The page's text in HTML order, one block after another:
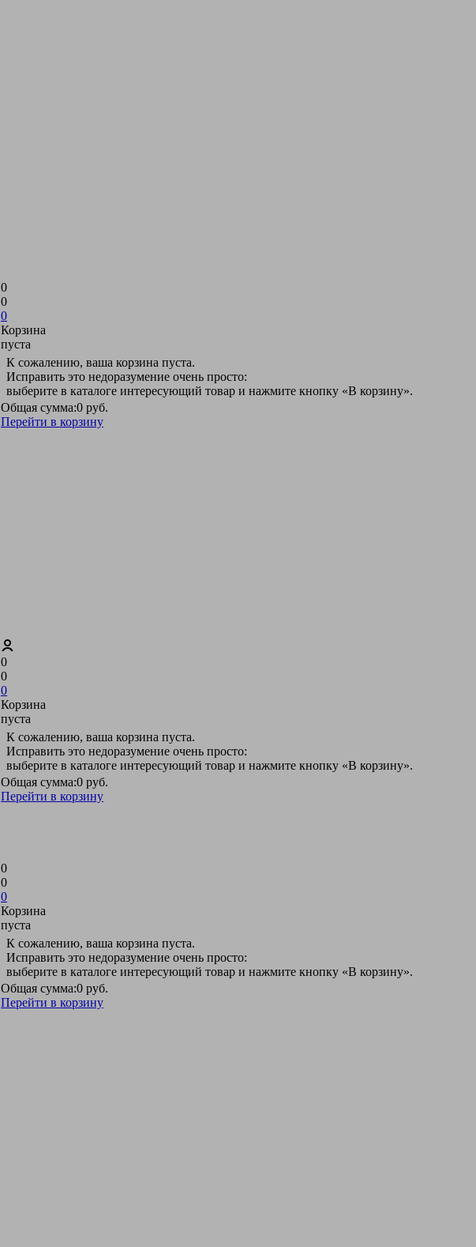
0
0
0
Корзина
пуста
К сожалению, ваша корзина пуста.
Исправить это недоразумение очень просто:
выберите в каталоге интересующий товар и нажмите кнопку «В корзину».
Общая сумма:0 руб.
Перейти в корзину
0
0
0
Корзина
пуста
К сожалению, ваша корзина пуста.
Исправить это недоразумение очень просто:
выберите в каталоге интересующий товар и нажмите кнопку «В корзину».
Общая сумма:0 руб.
Перейти в корзину
0
0
0
Корзина
пуста
К сожалению, ваша корзина пуста.
Исправить это недоразумение очень просто:
выберите в каталоге интересующий товар и нажмите кнопку «В корзину».
Общая сумма:0 руб.
Перейти в корзину